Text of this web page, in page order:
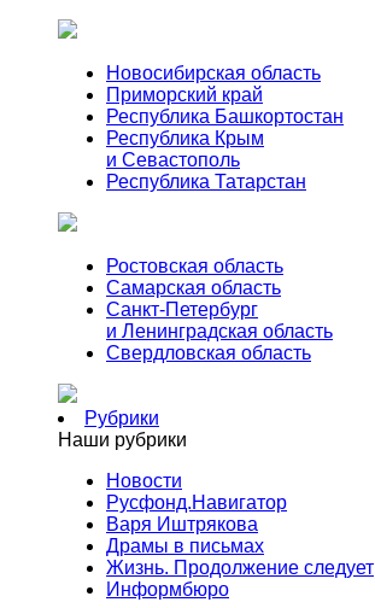
Новосибирская область
Приморский край
Республика Башкортостан
Республика Крым
и Севастополь
Республика Татарстан
Ростовская область
Самарская область
Санкт-Петербург
и Ленинградская область
Свердловская область
Рубрики
Наши рубрики
Новости
Русфонд.Навигатор
Варя Иштрякова
Драмы в письмах
Жизнь. Продолжение следует
Информбюро